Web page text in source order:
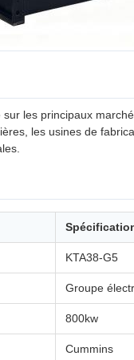
les principaux
les usines de
KTA38-G5
Groupe
800kw
Cummins